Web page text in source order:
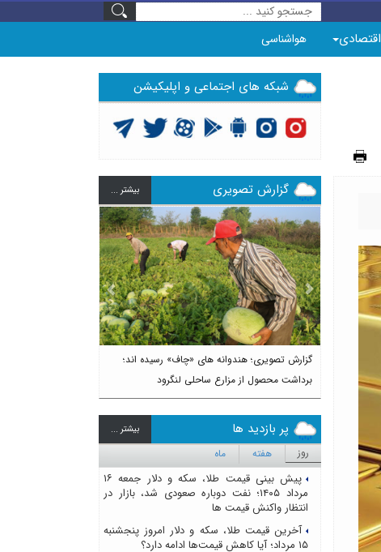
اقتصادی هواشناسی
شبکه های اجتماعی و اپلیکیشن
گزارش تصویری بيشتر ...
گزارش تصویری؛ هندوانه های «چاف» رسیده اند؛
برداشت محصول از مزارع ساحلی لنگرود
Previous Next
پر بازدید ها بيشتر ...
روز هفته ماه
پیش بینی قیمت طلا، سکه و دلار جمعه ۱۶
مرداد ۱۴۰۵؛ نفت دوباره صعودی شد، بازار در
انتظار واکنش قیمت ها
آخرین قیمت طلا، سکه و دلار امروز پنجشنبه
۱۵ مرداد؛ آیا کاهش قیمت‌ها ادامه دارد؟